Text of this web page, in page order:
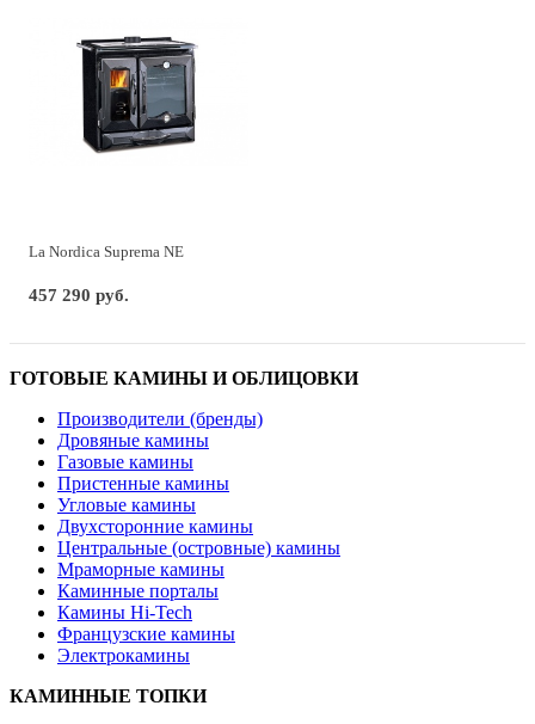
La Nordica Suprema NE
457 290 руб.
ГОТОВЫЕ КАМИНЫ И ОБЛИЦОВКИ
Производители (бренды)
Дровяные камины
Газовые камины
Пристенные камины
Угловые камины
Двухсторонние камины
Центральные (островные) камины
Мраморные камины
Каминные порталы
Камины Hi-Tech
Французские камины
Электрокамины
КАМИННЫЕ ТОПКИ